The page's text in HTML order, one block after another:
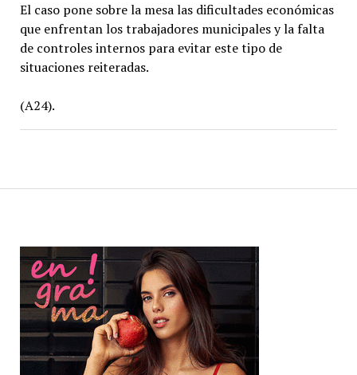
El caso pone sobre la mesa las dificultades económicas
que enfrentan los trabajadores municipales y la falta
de controles internos para evitar este tipo de
situaciones reiteradas.
(A24).